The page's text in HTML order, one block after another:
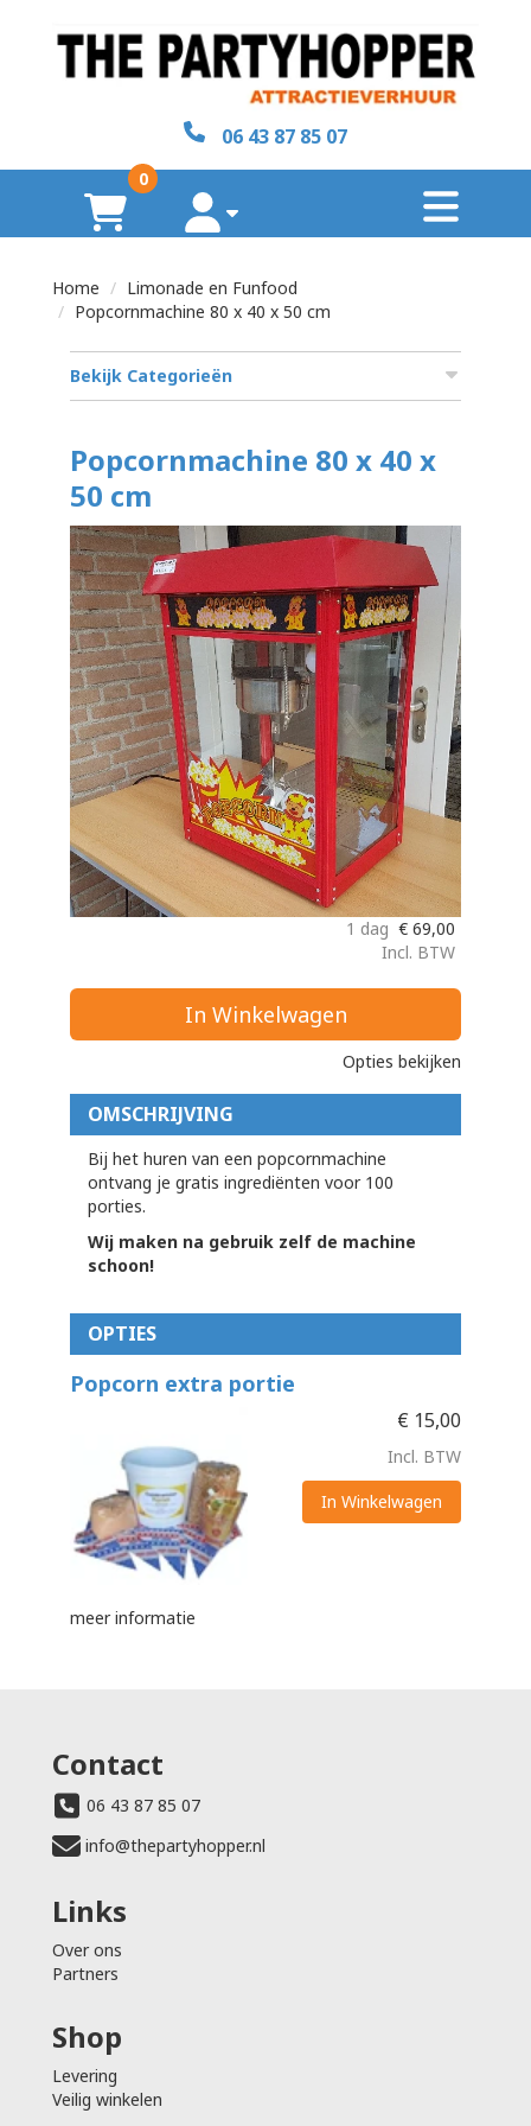
06 43 87 85 07
winkelwagen
0
account
sluiten
ons
Contact
Home
Limonade en Funfood
Popcornmachine 80 x 40 x 50 cm
Bekijk Categorieën
Popcornmachine 80 x 40 x
50 cm
1 dag € 69,00
Incl. BTW
In Winkelwagen
Opties bekijken
OMSCHRIJVING
Bij het huren van een popcornmachine
ontvang je gratis ingrediënten voor 100
porties.
Wij maken na gebruik zelf de machine
schoon!
OPTIES
Popcorn extra portie
€ 15,00
Incl. BTW
In Winkelwagen
meer informatie
Contact
06 43 87 85 07
info@thepartyhopper.nl
Links
Over ons
Partners
Shop
Levering
Veilig winkelen